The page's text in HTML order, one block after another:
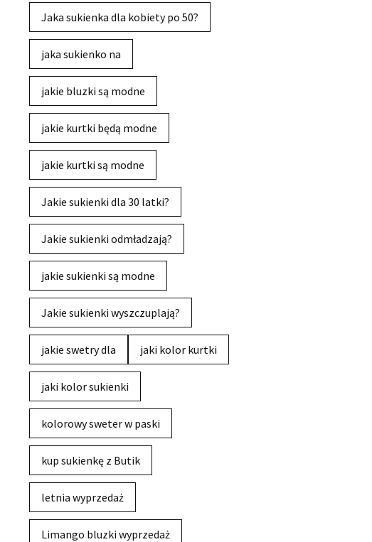
Jaka sukienka dla kobiety po 50?
jaka sukienko na
jakie bluzki są modne
jakie kurtki będą modne
jakie kurtki są modne
Jakie sukienki dla 30 latki?
Jakie sukienki odmładzają?
jakie sukienki są modne
Jakie sukienki wyszczuplają?
jakie swetry dla jaki kolor kurtki
jaki kolor sukienki
kolorowy sweter w paski
kup sukienkę z Butik
letnia wyprzedaż
Limango bluzki wyprzedaż